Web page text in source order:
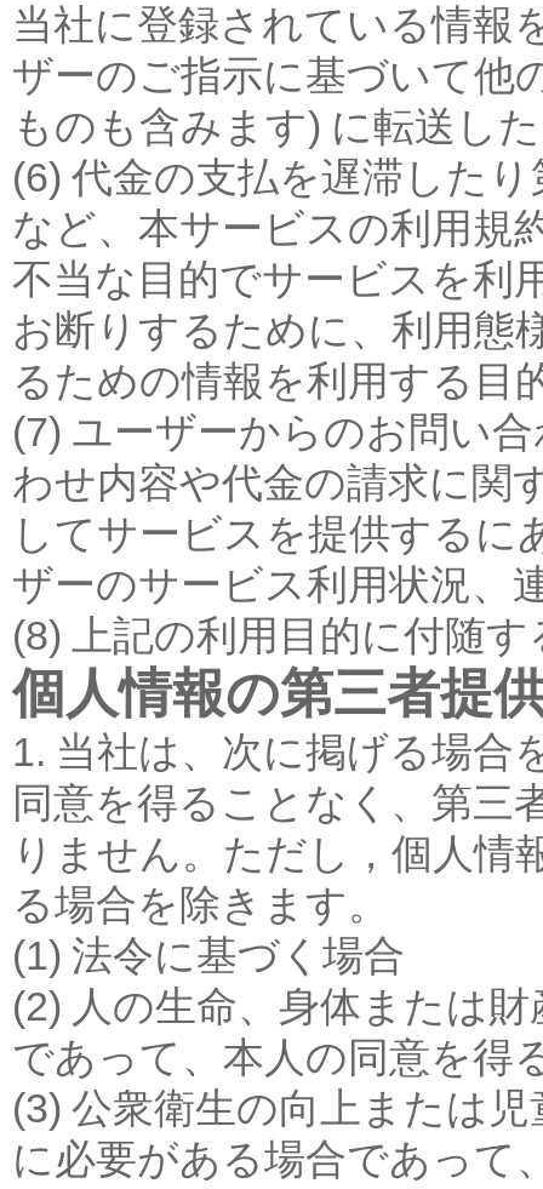
当社に登録されている情報
ザーのご指示に基づいて他
ものも含みます) に転送し
(6) 代金の支払を遅滞した
など、本サービスの利用規
不当な目的でサービスを利
お断りするために、利用態
るための情報を利用する目
(7) ユーザーからのお問い
わせ内容や代金の請求に関
してサービスを提供するに
ザーのサービス利用状況、
(8) 上記の利用目的に付随す
個人情報の第三者提
1. 当社は、次に掲げる場合
同意を得ることなく、第三
りません。ただし，個人情
る場合を除きます。
(1) 法令に基づく場合
(2) 人の生命、身体または
であって、本人の同意を得
(3) 公衆衛生の向上または
に必要がある場合であって